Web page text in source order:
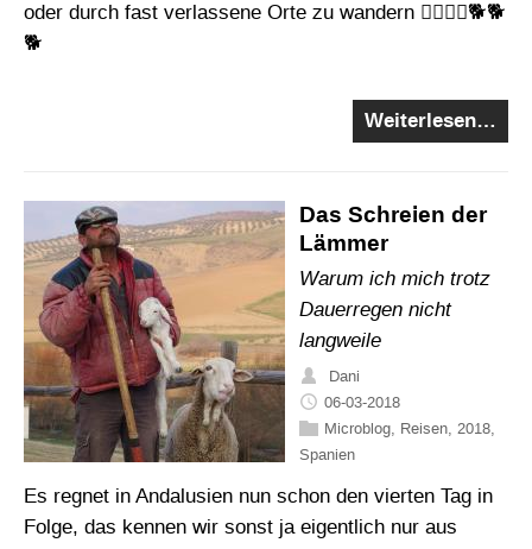
oder durch fast verlassene Orte zu wandern 🚶‍♂️🚶‍♀️🐕🐕
🐕
Weiterlesen…
Das Schreien der
Lämmer
Warum ich mich trotz
Dauerregen nicht
langweile
Dani
06-03-2018
Microblog Reisen 2018
Spanien
Es regnet in Andalusien nun schon den vierten Tag in
Folge, das kennen wir sonst ja eigentlich nur aus